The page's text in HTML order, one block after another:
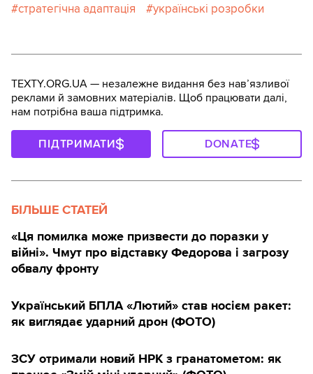
стратегічна адаптація
українські розробки
TEXTY.ORG.UA — незалежне видання без навʼязливої
реклами й замовних матеріалів. Щоб працювати далі,
нам потрібна ваша підтримка.
ПІДТРИМАТИ DONATE
БІЛЬШЕ СТАТЕЙ
«Ця помилка може призвести до поразки у
війні». Чмут про відставку Федорова і загрозу
обвалу фронту
Український БПЛА «Лютий» став носієм ракет:
як виглядає ударний дрон (ФОТО)
ЗСУ отримали новий НРК з гранатометом: як